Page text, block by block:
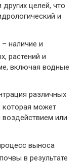
целей, что
и
наличие и
растений и
включая водные
различных
которая может
или
выноса
в результате